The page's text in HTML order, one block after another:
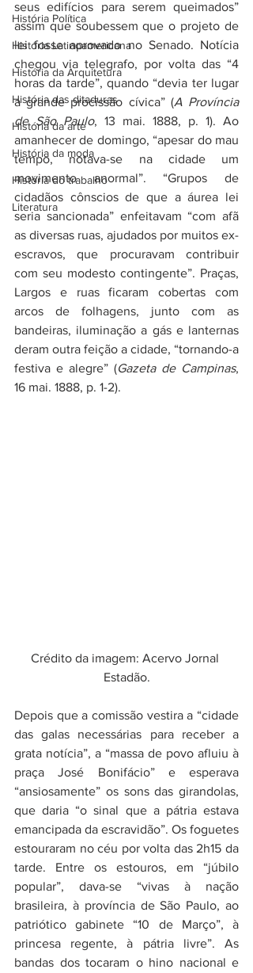
História Política
História Latinoamericana
História da Arquitetura
História das ditaduras
História da arte
História da moda
História do trabalho
Literatura
seus edifícios para serem queimados”
assim que soubessem que o projeto de
lei fosse aprovado no Senado. Notícia
chegou via telegrafo, por volta das “4
horas da tarde”, quando “devia ter lugar
a grande procissão cívica” (A Província
de São Paulo, 13 mai. 1888, p. 1). Ao
amanhecer de domingo, “apesar do mau
tempo, notava-se na cidade um
movimento anormal”. “Grupos de
cidadãos cônscios de que a áurea lei
seria sancionada” enfeitavam “com afã
as diversas ruas, ajudados por muitos ex-
escravos, que procuravam contribuir
com seu modesto contingente”. Praças,
Largos e ruas ficaram cobertas com
arcos de folhagens, junto com as
bandeiras, iluminação a gás e lanternas
deram outra feição a cidade, “tornando-a
festiva e alegre” (Gazeta de Campinas,
16 mai. 1888, p. 1-2).
Crédito da imagem: Acervo Jornal
Estadão.
Depois que a comissão vestira a “cidade
das galas necessárias para receber a
grata notícia”, a “massa de povo afluiu à
praça José Bonifácio” e esperava
“ansiosamente” os sons das girandolas,
que daria “o sinal que a pátria estava
emancipada da escravidão”. Os foguetes
estouraram no céu por volta das 2h15 da
tarde. Entre os estouros, em “júbilo
popular”, dava-se “vivas à nação
brasileira, à província de São Paulo, ao
patriótico gabinete “10 de Março”, à
princesa regente, à pátria livre”. As
bandas dos tocaram o hino nacional e